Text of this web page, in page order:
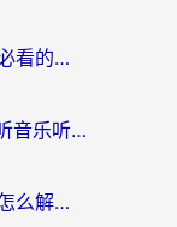
咪咕体育在香港用不了？海外党必看的回国加速器选择指南（附3个真实场景解决方案）
网易云ip怎么改成中国？海外党听音乐听书的无痛解决方案
海外党必看：汽水解锁地区限制怎么解除？3招解决国内影音&生活服务难题